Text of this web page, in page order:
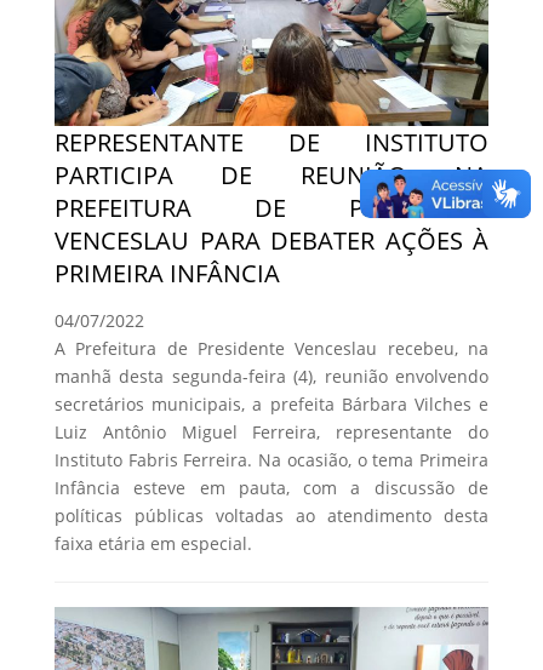
REPRESENTANTE DE INSTITUTO
PARTICIPA DE REUNIÃO NA
PREFEITURA DE PRESIDENTE
VENCESLAU PARA DEBATER AÇÕES À
PRIMEIRA INFÂNCIA
04/07/2022
A Prefeitura de Presidente Venceslau recebeu, na
manhã desta segunda-feira (4), reunião envolvendo
secretários municipais, a prefeita Bárbara Vilches e
Luiz Antônio Miguel Ferreira, representante do
Instituto Fabris Ferreira. Na ocasião, o tema Primeira
Infância esteve em pauta, com a discussão de
políticas públicas voltadas ao atendimento desta
faixa etária em especial.